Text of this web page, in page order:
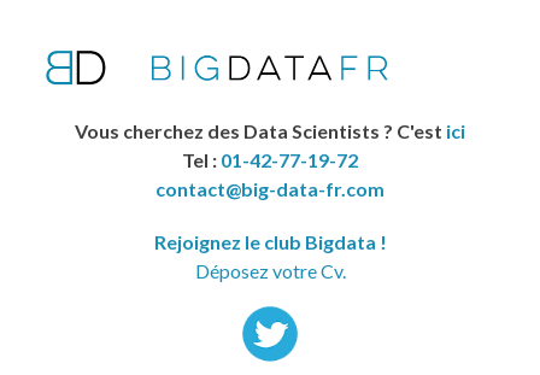
Vous cherchez des Data Scientists ? C'est ici
Tel : 01-42-77-19-72
contact@big-data-fr.com
Rejoignez le club Bigdata !
Déposez votre Cv.